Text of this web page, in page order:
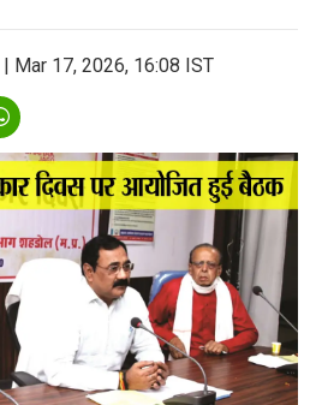
| Mar 17, 2026, 16:08 IST